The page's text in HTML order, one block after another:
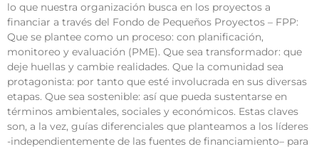
lo que nuestra organización busca en los proyectos a
financiar a través del Fondo de Pequeños Proyectos – FPP:
Que se plantee como un proceso: con planificación,
monitoreo y evaluación (PME). Que sea transformador: que
deje huellas y cambie realidades. Que la comunidad sea
protagonista: por tanto que esté involucrada en sus diversas
etapas. Que sea sostenible: así que pueda sustentarse en
términos ambientales, sociales y económicos. Estas claves
son, a la vez, guías diferenciales que planteamos a los líderes
-independientemente de las fuentes de financiamiento– para